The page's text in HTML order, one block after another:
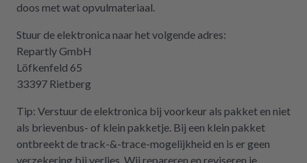
doos met wat opvulmateriaal.
Stuur de elektronica naar het volgende adres:
Repartly GmbH
Löfkenfeld 65
33397 Rietberg
Tip: Verstuur de elektronica bij voorkeur als pakket en niet
als brievenbus- of klein pakketje. Bij een klein pakket
ontbreekt de track-&-trace-mogelijkheid en is er geen
verzekering bij verlies. Wij repareren en reviseren je